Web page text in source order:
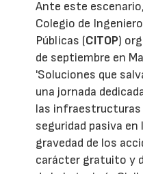
Ante este escenario,
Colegio de
Públicas (CITOP)
de septiembre en
'Soluciones que
una jornada
las
seguridad pasiva en
gravedad de los
carácter gratuito y